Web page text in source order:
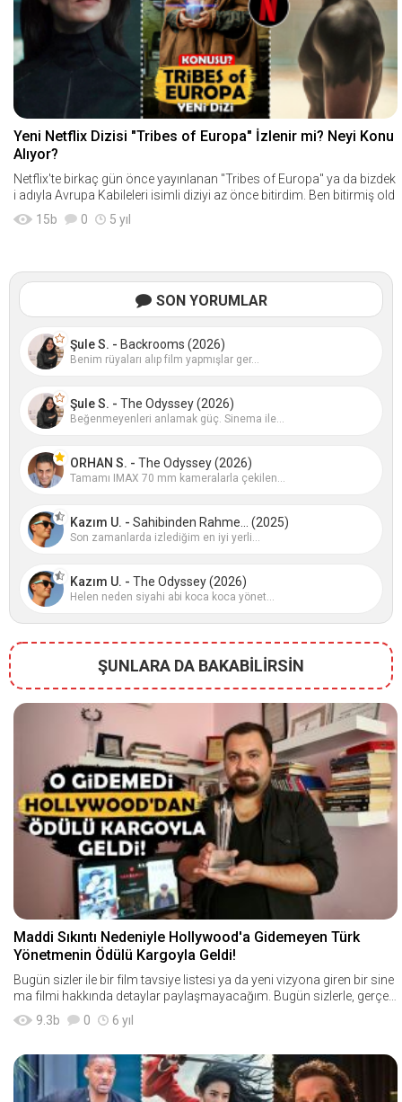
Yeni Netflix Dizisi "Tribes of Europa" İzlenir mi? Neyi Konu
Alıyor?
Netflix'te birkaç gün önce yayınlanan "Tribes of Europa" ya da bizdek
i adıyla Avrupa Kabileleri isimli diziyi az önce bitirdim. Ben bitirmiş old
15b 0 5 yıl
SON YORUMLAR
Şule S. - Backrooms (2026)
Benim rüyaları alıp film yapmışlar ger...
Şule S. - The Odyssey (2026)
Beğenmeyenleri anlamak güç. Sinema ile...
ORHAN S. - The Odyssey (2026)
Tamamı IMAX 70 mm kameralarla çekilen...
Kazım U. - Sahibinden Rahme... (2025)
Son zamanlarda izlediğim en iyi yerli...
Kazım U. - The Odyssey (2026)
Helen neden siyahi abi koca koca yönet...
ŞUNLARA DA BAKABİLİRSİN
Maddi Sıkıntı Nedeniyle Hollywood'a Gidemeyen Türk
Yönetmenin Ödülü Kargoyla Geldi!
Bugün sizler ile bir film tavsiye listesi ya da yeni vizyona giren bir sine
ma filmi hakkında detaylar paylaşmayacağım. Bugün sizlerle, gerçek
ten hüzü
9.3b 0 6 yıl